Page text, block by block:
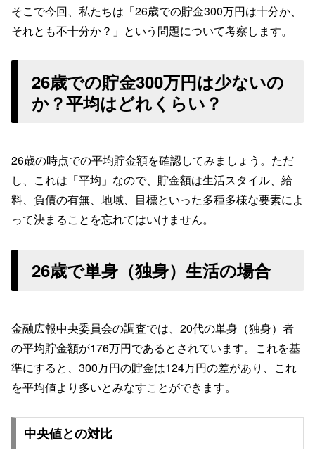
そこで今回、私たちは「26歳での貯金300万円は十分か、
それとも不十分か？」という問題について考察します。
26歳での貯金300万円は少ないの
か？平均はどれくらい？
26歳の時点での平均貯金額を確認してみましょう。ただ
し、これは「平均」なので、貯金額は生活スタイル、給
料、負債の有無、地域、目標といった多種多様な要素によ
って決まることを忘れてはいけません。
26歳で単身（独身）生活の場合
金融広報中央委員会の調査では、20代の単身（独身）者
の平均貯金額が176万円であるとされています。これを基
準にすると、300万円の貯金は124万円の差があり、これ
を平均値より多いとみなすことができます。
中央値との対比